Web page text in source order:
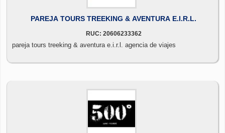
PAREJA TOURS TREEKING & AVENTURA E.I.R.L.
RUC: 20606233362
pareja tours treeking & aventura e.i.r.l. agencia de viajes